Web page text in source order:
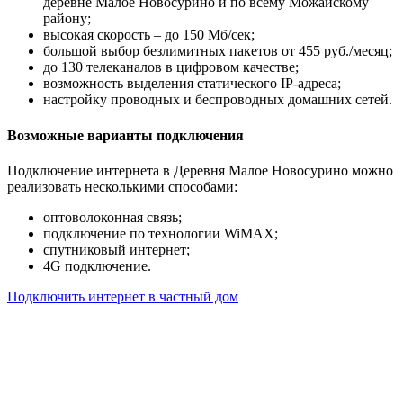
району;
высокая скорость – до 150 Мб/сек;
большой выбор безлимитных пакетов от 455 руб./месяц;
до 130 телеканалов в цифровом качестве;
возможность выделения статического IP-адреса;
настройку проводных и беспроводных домашних сетей.
Возможные варианты подключения
Подключение интернета в Деревня Малое Новосурино можно
реализовать несколькими способами:
оптоволоконная связь;
подключение по технологии WiMAX;
спутниковый интернет;
4G подключение.
Подключить интернет в частный дом